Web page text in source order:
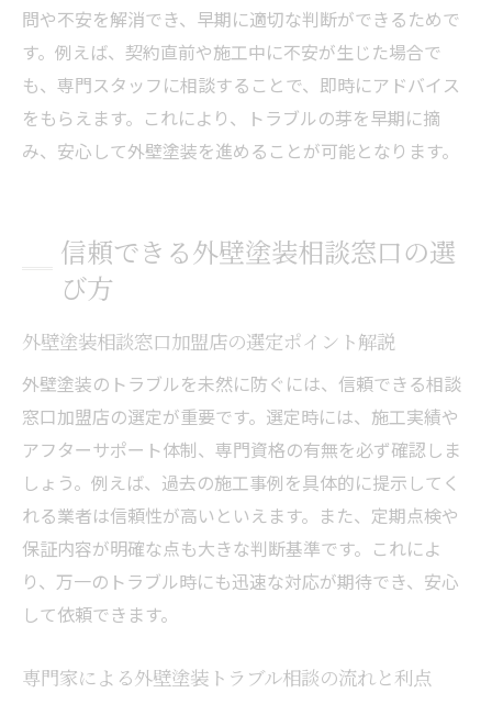
イント
消費者センターと外壁塗装トラブル弁護士
の使い分け
外壁塗装のトラブル回避に役立つ実践知識
外壁塗装トラブル相談ブログから得る実例
外壁塗装トラブルの未然防止に役立つ見積
もり術
外壁塗装で後悔しないための契約内容チェ
ック法
外壁塗装トラブル相談窓口の実践的な使い
方
外壁塗装悪質業者リストで注意すべき点
外壁塗装の24時間トラブル相談活用術
外壁塗装の色選びで後悔しないための注意点
外壁塗装トラブル相談で多い色選びの失敗
例
外壁塗装の色で後悔しない選択をする方法
外壁塗装でやめたほうがいい色とその理由
問や不安を解消でき、早期に適切な判断ができるためで
す。例えば、契約直前や施工中に不安が生じた場合で
も、専門スタッフに相談することで、即時にアドバイス
をもらえます。これにより、トラブルの芽を早期に摘
み、安心して外壁塗装を進めることが可能となります。
信頼できる外壁塗装相談窓口の選
び方
外壁塗装相談窓口加盟店の選定ポイント解説
外壁塗装のトラブルを未然に防ぐには、信頼できる相談
窓口加盟店の選定が重要です。選定時には、施工実績や
アフターサポート体制、専門資格の有無を必ず確認しま
しょう。例えば、過去の施工事例を具体的に提示してく
れる業者は信頼性が高いといえます。また、定期点検や
保証内容が明確な点も大きな判断基準です。これによ
り、万一のトラブル時にも迅速な対応が期待でき、安心
して依頼できます。
専門家による外壁塗装トラブル相談の流れと利点